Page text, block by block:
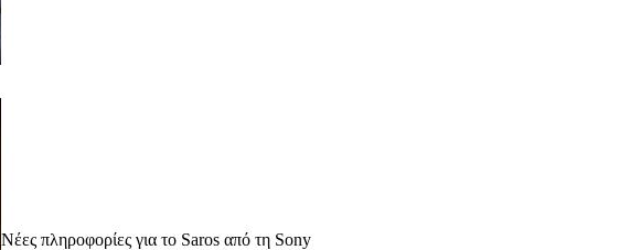
Νέες πληροφορίες για το Saros από τη Sony